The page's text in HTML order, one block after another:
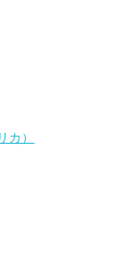
カ）